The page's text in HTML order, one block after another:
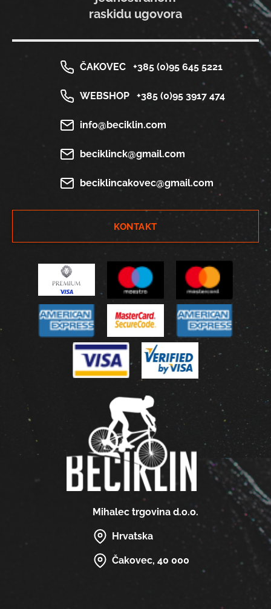
Mihalec trgovina d.o.o.
Hrvatska
Čakovec, 40 000
raskidu ugovora
ČAKOVEC +385 (0)95 645 5221
WEBSHOP +385 (0)95 3917 474
info@beciklin.com
beciklinck@gmail.com
beciklincakovec@gmail.com
KONTAKT